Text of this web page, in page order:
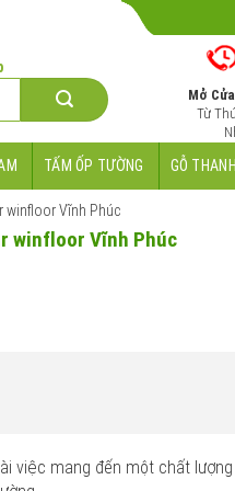
Mở
Từ
TẤM ỐP TƯỜNG GỖ
winfloor Vĩnh Phúc
winfloor Vĩnh Phúc
việc mang đến một chất